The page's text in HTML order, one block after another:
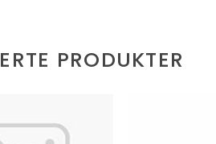
PRODUKTER